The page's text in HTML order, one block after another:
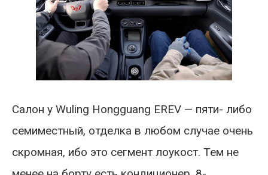
Салон у Wuling Hongguang EREV — пяти- либо
семиместный, отделка в любом случае очень
скромная, ибо это сегмент лоукост. Тем не